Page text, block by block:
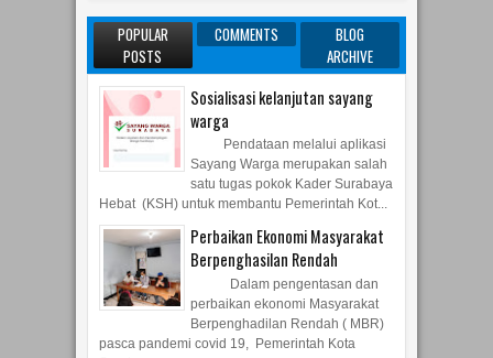
POPULAR
POSTS
COMMENTS
BLOG
ARCHIVE
Sosialisasi kelanjutan sayang
warga
Pendataan melalui aplikasi
Sayang Warga merupakan salah
satu tugas pokok Kader Surabaya
Hebat (KSH) untuk membantu Pemerintah Kot...
Perbaikan Ekonomi Masyarakat
Berpenghasilan Rendah
Dalam pengentasan dan
perbaikan ekonomi Masyarakat
Berpenghadilan Rendah ( MBR)
pasca pandemi covid 19, Pemerintah Kota